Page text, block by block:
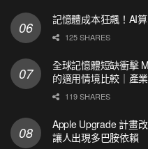
記憶體成本狂飆！AI
125 SHARES
全球記憶體短缺衝擊
的適用情境比較｜產
119 SHARES
Apple Upgrade 計畫
讓人出現多巴胺依賴